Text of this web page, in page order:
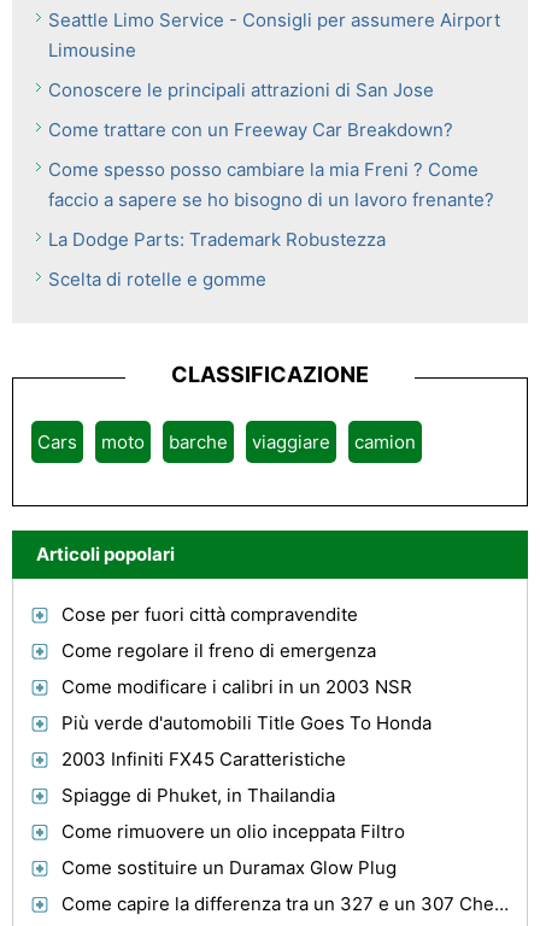
Seattle Limo Service - Consigli per assumere Airport
Limousine
Conoscere le principali attrazioni di San Jose
Come trattare con un Freeway Car Breakdown?
Come spesso posso cambiare la mia Freni ? Come
faccio a sapere se ho bisogno di un lavoro frenante?
La Dodge Parts: Trademark Robustezza
Scelta di rotelle e gomme
CLASSIFICAZIONE
Cars moto barche viaggiare camion
Articoli popolari
Cose per fuori città compravendite
Come regolare il freno di emergenza
Come modificare i calibri in un 2003 NSR
Più verde d'automobili Title Goes To Honda
2003 Infiniti FX45 Caratteristiche
Spiagge di Phuket, in Thailandia
Come rimuovere un olio inceppata Filtro
Come sostituire un Duramax Glow Plug
Come capire la differenza tra un 327 e un 307 Chevy